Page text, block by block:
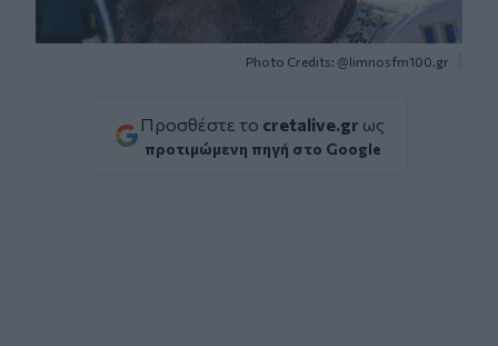
Photo Credits: @limnosfm100.gr
Προσθέστε το cretalive.gr ως
προτιμώμενη πηγή στο Google